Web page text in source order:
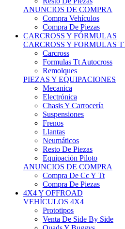
Compra Vehículos
Compra De Piezas
CARCROSS Y FÓRMULAS
CARCROSS Y FORMULAS TT
Carcross
Formulas Tt Autocross
Remolques
PIEZAS Y EQUIPACIONES
Mecanica
Electrónica
Chasis Y Carrocería
Suspensiones
Frenos
Llantas
Neumáticos
Resto De Piezas
Equipación Piloto
ANUNCIOS DE COMPRA
Compra De Cc Y Tt
Compra De Piezas
4X4 Y OFFROAD
VEHÍCULOS 4X4
Prototipos
Venta De Side By Side
Quads Y Buggys
4x4 De Calle